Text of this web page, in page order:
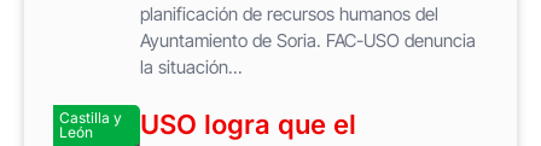
planificación de recursos humanos del
Ayuntamiento de Soria. FAC-USO denuncia
la situación...
Castilla y
León
USO logra que el